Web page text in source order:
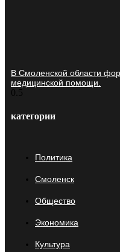
В Смоленской области
медицинской помощи.
категории
Политика
Смоленск
Общество
Экономика
Культура